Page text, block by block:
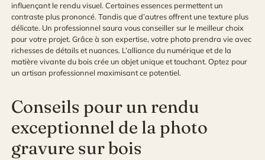
influençant le rendu visuel. Certaines essences permettent un
contraste plus prononcé. Tandis que d’autres offrent une texture plus
délicate. Un professionnel saura vous conseiller sur le meilleur choix
pour votre projet. Grâce à son expertise, votre photo prendra vie avec
richesses de détails et nuances. L’alliance du numérique et de la
matière vivante du bois crée un objet unique et touchant. Optez pour
un artisan professionnel maximisant ce potentiel.
Conseils pour un rendu
exceptionnel de la photo
gravure sur bois